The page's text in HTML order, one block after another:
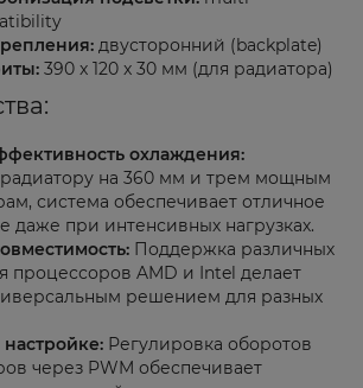
двусторонний (backplate)
390 x 120 x 30 мм (для радиатора)
охлаждения:
радиатору на 360 мм и трем мощным
система обеспечивает отличное
даже при интенсивных нагрузках.
Поддержка различных
процессоров AMD и Intel делает
решением для разных
настройке: Регулировка оборотов
через PWM обеспечивает